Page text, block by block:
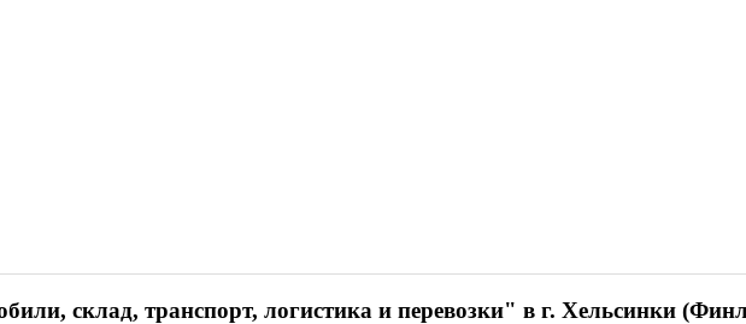
склад, транспорт, логистика и перевозки" в г. Хельсинки